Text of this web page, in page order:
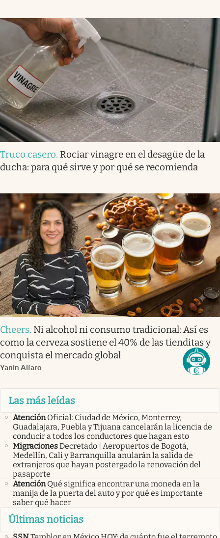
Truco casero. Rociar vinagre en el desagüe de la
ducha: para qué sirve y por qué se recomienda
Cheers. Ni alcohol ni consumo tradicional: Así es
como la cerveza sostiene el 40% de las tienditas y
conquista el mercado global
Yanin Alfaro
Las más leídas
Atención Oficial: Ciudad de México, Monterrey,
Guadalajara, Puebla y Tijuana cancelarán la licencia de
conducir a todos los conductores que hagan esto
MigracionesDecretado | Aeropuertos de Bogotá,
Medellín, Cali y Barranquilla anularán la salida de
extranjeros que hayan postergado la renovación del
pasaporte
Atención Qué significa encontrar una moneda en la
manija de la puerta del auto y por qué es importante
saber qué hacer
Últimas noticias